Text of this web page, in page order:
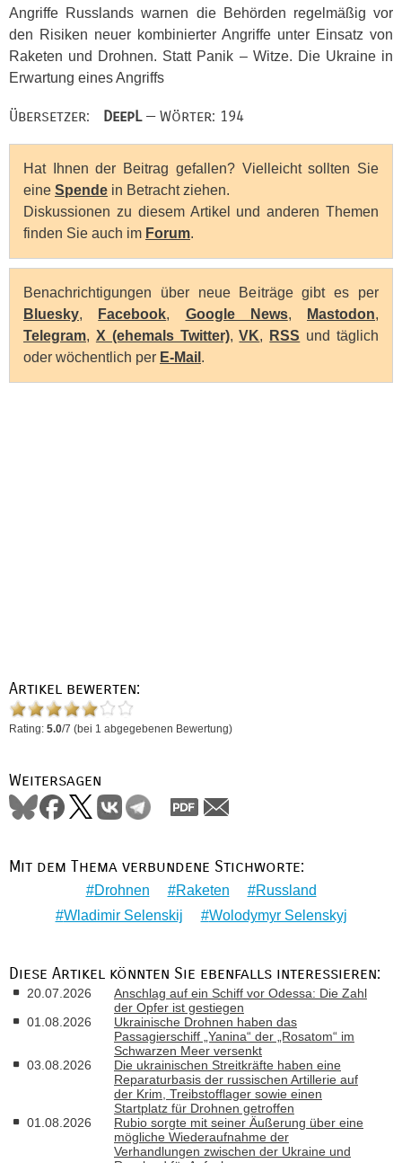
Angriffe Russlands warnen die Behörden regelmäßig vor
den Risiken neuer kombinierter Angriffe unter Einsatz von
Raketen und Drohnen. Statt Panik – Witze. Die Ukraine in
Erwartung eines Angriffs
Übersetzer: DeepL— Wörter: 194
Hat Ihnen der Beitrag gefallen? Vielleicht sollten Sie
eine Spende in Betracht ziehen.
Diskussionen zu diesem Artikel und anderen Themen
finden Sie auch im Forum.
Benachrichtigungen über neue Beiträge gibt es per
Bluesky, Facebook, Google News, Mastodon,
Telegram, X (ehemals Twitter),VK, RSS und täglich
oder wöchentlich per E-Mail .
Artikel bewerten:
Rating: 5.0/7 (bei 1 abgegebenen Bewertung)
Weitersagen
Mit dem Thema verbundene Stichworte:
Drohnen Raketen
Russland
Wladimir Selenskij
Wolodymyr Selenskyj
Diese Artikel könnten Sie ebenfalls interessieren:
20.07.2026
Anschlag auf ein Schiff vor Odessa: Die Zahl
der Opfer ist gestiegen
01.08.2026
Ukrainische Drohnen haben das
Passagierschiff „Yanina“ der „Rosatom“ im
Schwarzen Meer versenkt
03.08.2026
Die ukrainischen Streitkräfte haben eine
Reparaturbasis der russischen Artillerie auf
der Krim, Treibstofflager sowie einen
Startplatz für Drohnen getroffen
01.08.2026
Rubio sorgte mit seiner Äußerung über eine
mögliche Wiederaufnahme der
Verhandlungen zwischen der Ukraine und